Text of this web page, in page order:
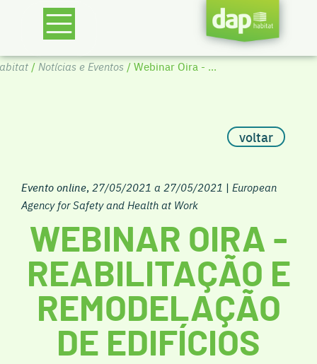
/ Notícias e Eventos / Webinar Oira - ...
voltar
Evento online, 27/05/2021 a 27/05/2021 | European
Agency for Safety and Health at Work
WEBINAR OIRA -
REABILITAÇÃO E
REMODELAÇÃO
DE EDIFÍCIOS